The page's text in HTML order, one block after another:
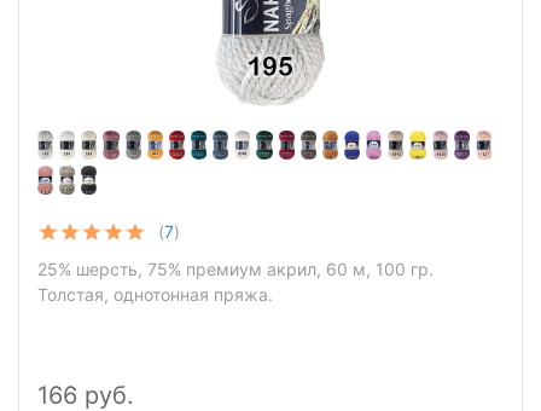
(7)
25% шерсть, 75% премиум акрил, 60 м, 100 гр.
Толстая, однотонная пряжа.
166 руб.